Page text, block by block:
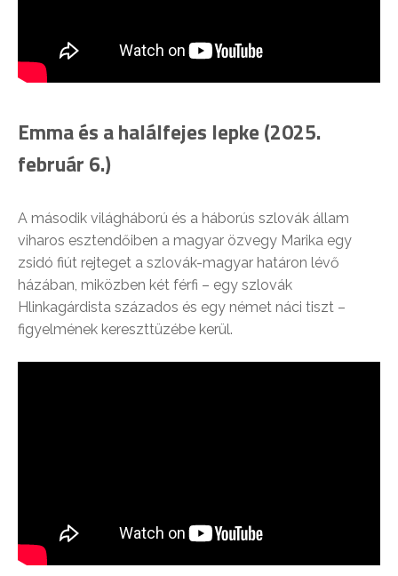
Emma és a halálfejes lepke (2025.
február 6.)
A második világháború és a háborús szlovák állam
viharos esztendőiben a magyar özvegy Marika egy
zsidó fiút rejteget a szlovák-magyar határon lévő
házában, miközben két férfi – egy szlovák
Hlinkagárdista százados és egy német náci tiszt –
figyelmének kereszttüzébe kerül.